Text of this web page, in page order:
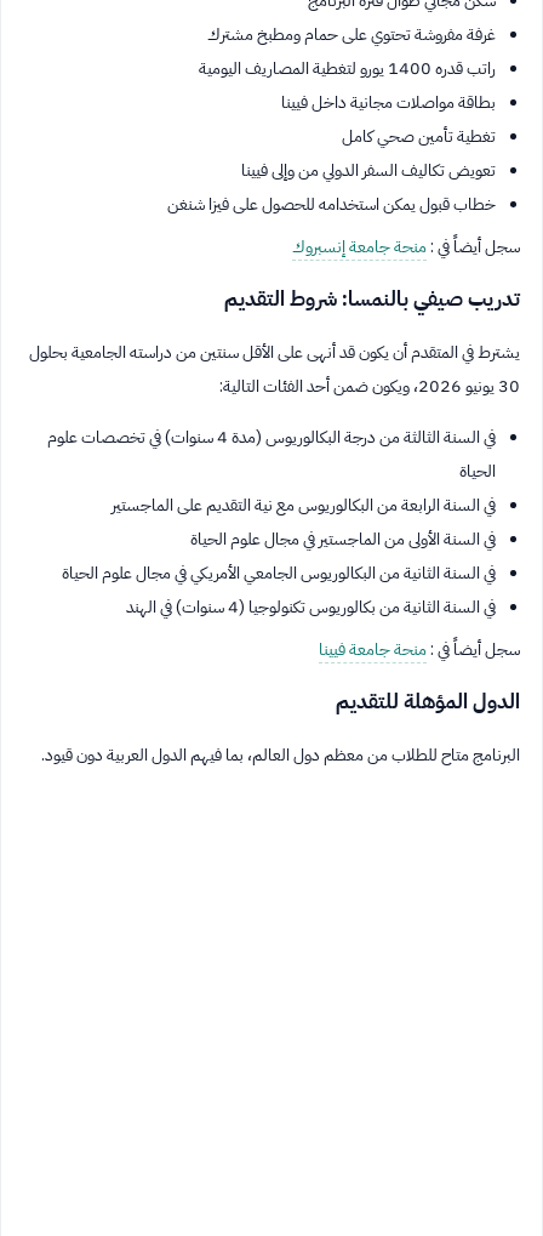
غرفة مفروشة تحتوي على حمام ومطبخ مشترك
راتب قدره 1400 يورو لتغطية المصاريف اليومية
بطاقة مواصلات مجانية داخل فيينا
تغطية تأمين صحي كامل
تعويض تكاليف السفر الدولي من وإلى فيينا
خطاب قبول يمكن استخدامه للحصول على فيزا شنغن
سجل أيضاً في :منحة جامعة إنسبروك
تدريب صيفي بالنمسا: شروط التقديم
يشترط في المتقدم أن يكون قد أنهى على الأقل سنتين من دراسته الجامعية بحلول
30 يونيو 2026، ويكون ضمن أحد الفئات التالية:
في السنة الثالثة من درجة البكالوريوس (مدة 4 سنوات) في تخصصات علوم
الحياة
في السنة الرابعة من البكالوريوس مع نية التقديم على الماجستير
في السنة الأولى من الماجستير في مجال علوم الحياة
في السنة الثانية من البكالوريوس الجامعي الأمريكي في مجال علوم الحياة
في السنة الثانية من بكالوريوس تكنولوجيا (4 سنوات) في الهند
سجل أيضاً في :منحة جامعة فيينا
الدول المؤهلة للتقديم
البرنامج متاح للطلاب من معظم دول العالم، بما فيهم الدول العربية دون قيود.